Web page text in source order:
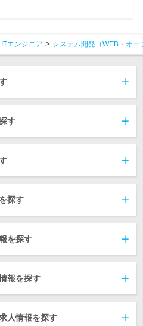
ITエンジニア システム開発（WEB・オ
す
探す
を探す
報を探す
人情報を探す